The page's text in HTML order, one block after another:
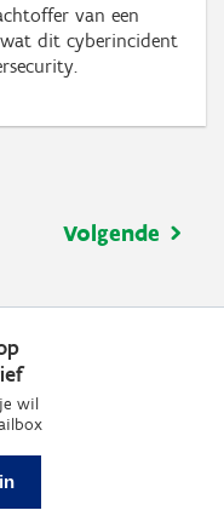
van een
dit cyberincident
Volgende
Volgende
wil